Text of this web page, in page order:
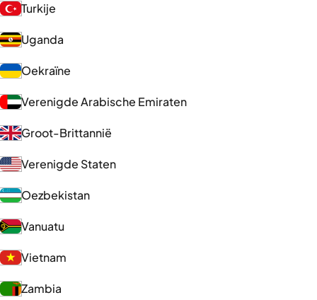
Turkije
Uganda
Oekraïne
Verenigde Arabische Emiraten
Groot-Brittannië
Verenigde Staten
Oezbekistan
Vanuatu
Vietnam
Zambia